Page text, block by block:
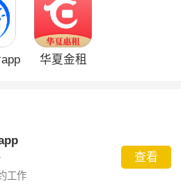
华夏金租
工作
查看